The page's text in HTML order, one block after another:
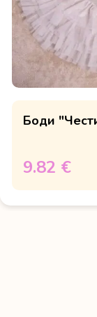
Боди
9.82 €